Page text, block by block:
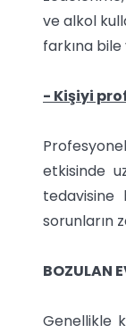
ve alkol
farkına
- Kişiyi
etkisinde
tedavisine
sorunların
BOZULAN
Genellikle